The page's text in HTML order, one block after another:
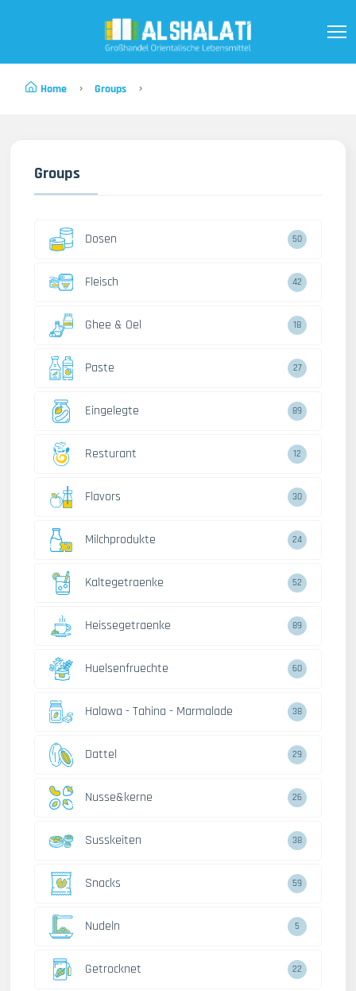
Home Groups
Groups
Dosen 50
Fleisch 42
Ghee & Oel 18
Paste 27
Eingelegte 89
Resturant 12
Flavors 30
Milchprodukte 24
Kaltegetraenke 52
Heissegetraenke 89
Huelsenfruechte 60
Halawa - Tahina - Marmalade 38
Dattel 29
Nusse&kerne 26
Susskeiten 38
Snacks 59
Nudeln 5
Getrocknet 22